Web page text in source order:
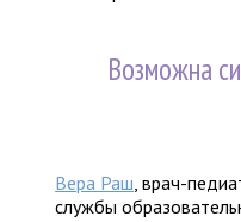
Возможна
Вера Раш, врач-
службы